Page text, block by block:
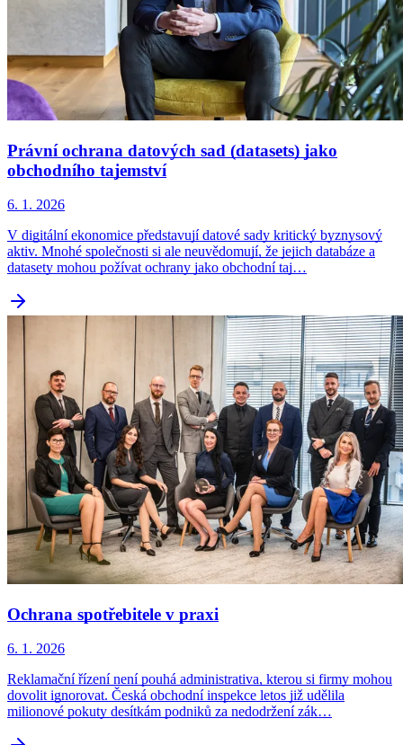
Právní ochrana datových sad (datasets) jako
obchodního tajemství
6. 1. 2026
V digitální ekonomice představují datové sady kritický byznysový
aktiv. Mnohé společnosti si ale neuvědomují, že jejich databáze a
datasety mohou požívat ochrany jako obchodní taj…
Ochrana spotřebitele v praxi
6. 1. 2026
Reklamační řízení není pouhá administrativa, kterou si firmy mohou
dovolit ignorovat. Česká obchodní inspekce letos již udělila
milionové pokuty desítkám podniků za nedodržení zák…